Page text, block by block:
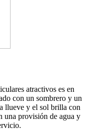
atractivos es en
con un sombrero y un
llueve y el sol brilla con
una provisión de agua y